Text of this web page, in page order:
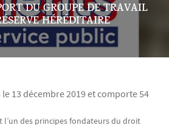
DU GROUPE DE TRAVAIL
HÉRÉDITAIRE
13 décembre 2019 et comporte 54
l’un des principes fondateurs du droit